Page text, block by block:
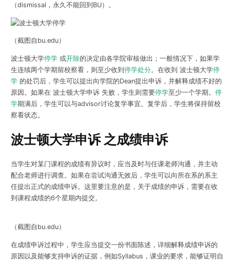
（dismissal，永久不能回到BU）。
（截图自bu.edu）
波士顿大学停学或开除的决定由各学院审核做出；一般情况下，如果学
生连续两个学期留校察看，则至少收到 停学处分。在收到 波士顿大学停
学的处罚后，学生可以提出向学院的Dean提出申诉，并解释成绩不好的
原因。如果在 波士顿大学申诉 失败，学生则需要停学至少一个学期。 停
学期满后，学生可以与advisor讨论复学事宜。复学后，学生将保持留校
察看状态。
波士顿大学申诉 之成绩申诉
当学生对某门课程的成绩有异议时，应当及时与任课老师沟通，并主动
配合老师进行调查。如果在尝试沟通无效后，学生可以向所在系的系主
任提出正式的成绩申诉。这里要注意的是，关于成绩的申诉，需要在收
到课程成绩的6个星期内提交。
（截图自bu.edu）
在成绩申诉过程中，学生应当提交一份书面陈述，详细解释成绩申诉的
原因以及能够支持申诉的证据，例如Syllabus，课业的要求，能够证明自